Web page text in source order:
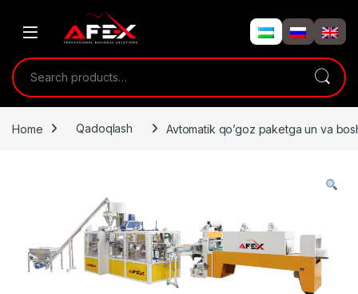
Search for:
Home Qadoqlash Avtomatik qo’goz paketga un va